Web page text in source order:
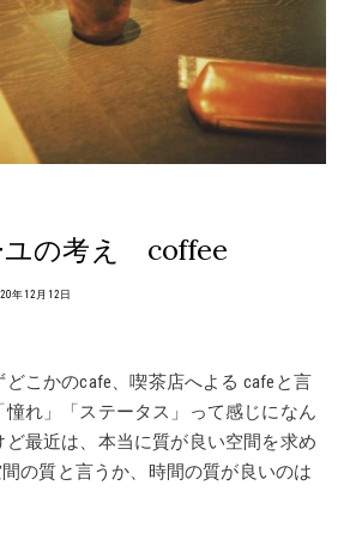
ユの考え coffee
年12月12日
こかのcafe、喫茶店へよる cafeと言
憧れ」「ステータス」って感じになん
ど最近は、本当に質が良い空間を求め
の質と言うか、時間の質が良いのは